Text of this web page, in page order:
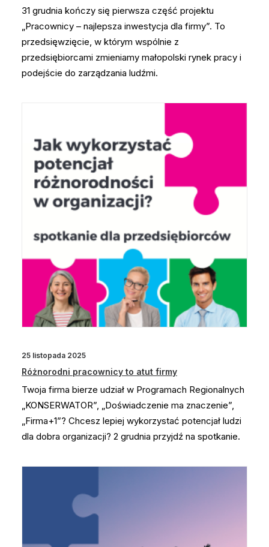
31 grudnia kończy się pierwsza część projektu
„Pracownicy – najlepsza inwestycja dla firmy”. To
przedsięwzięcie, w którym wspólnie z
przedsiębiorcami zmieniamy małopolski rynek pracy i
podejście do zarządzania ludźmi.
25 listopada 2025
Różnorodni pracownicy to atut firmy
Twoja firma bierze udział w Programach Regionalnych
„KONSERWATOR”, „Doświadczenie ma znaczenie”,
„Firma+1”? Chcesz lepiej wykorzystać potencjał ludzi
dla dobra organizacji? 2 grudnia przyjdź na spotkanie.